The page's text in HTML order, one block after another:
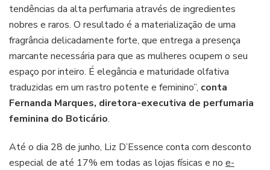
tendências da alta perfumaria através de ingredientes
nobres e raros. O resultado é a materialização de uma
fragrância delicadamente forte, que entrega a presença
marcante necessária para que as mulheres ocupem o seu
espaço por inteiro. É elegância e maturidade olfativa
traduzidas em um rastro potente e feminino”, conta
Fernanda Marques, diretora-executiva de perfumaria
feminina do Boticário.
Até o dia 28 de junho, Liz D’Essence conta com desconto
especial de até 17% em todas as lojas físicas e no e-